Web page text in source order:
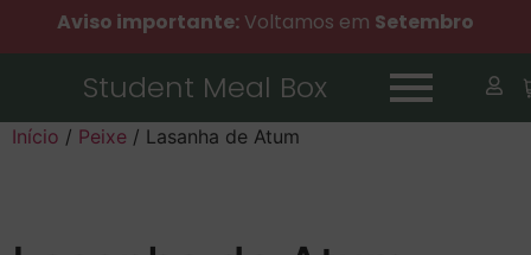
Aviso importante: Voltamos em Setembro
Student Meal Box
Início / Peixe / Lasanha de Atum